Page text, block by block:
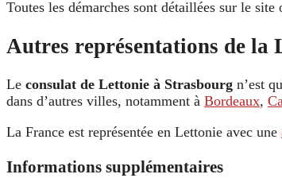
Toutes les démarches sont détaillées sur le
Autres représentations de la
Le consulat de Lettonie à Strasbourg n’est
dans d’autres villes, notamment à Bordeaux,
La France est représentée en Lettonie avec une
Informations supplémentaires